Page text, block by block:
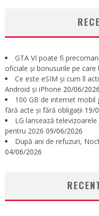
GTA VI poate fi
oficiale și bonusurile pe care
Ce este eSIM și cum îl
Android și iPhone 20/06/2026
100 GB de internet mobil
fără acte și fără obligații 19/
LG lansează
pentru 2026 09/06/2026
După ani de refuzuri,
04/06/2026